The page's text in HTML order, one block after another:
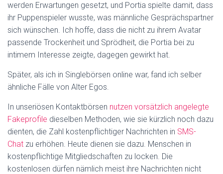
werden Erwartungen gesetzt, und Portia spielte damit, dass
ihr Puppenspieler wusste, was männliche Gesprächspartner
sich wünschen. Ich hoffe, dass die nicht zu ihrem Avatar
passende Trockenheit und Sprödheit, die Portia bei zu
intimem Interesse zeigte, dagegen gewirkt hat.
Später, als ich in Singlebörsen online war, fand ich selber
ähnliche Fälle von Alter Egos.
In unseriösen Kontaktbörsen nutzen vorsätzlich angelegte
Fakeprofile dieselben Methoden, wie sie kürzlich noch dazu
dienten, die Zahl kostenpflichtiger Nachrichten in SMS-
Chat zu erhöhen. Heute dienen sie dazu. Menschen in
kostenpflichtige Mitgliedschaften zu locken. Die
kostenlosen dürfen nämlich meist ihre Nachrichten nicht